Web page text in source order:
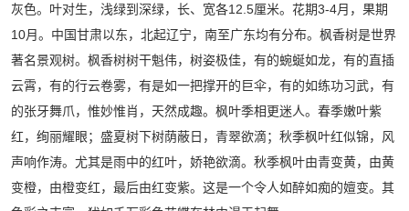
灰色。叶对生，浅绿到深绿，长、宽各12.5厘米。花期3-4月，果期
10月。中国甘肃以东，北起辽宁，南至广东均有分布。枫香树是世界
著名景观树。枫香树树干魁伟，树姿极佳，有的蜿蜒如龙，有的直插
云霄，有的行云卷雾，有是如一把撑开的巨伞，有的如练功习武，有
的张牙舞爪，惟妙惟肖，天然成趣。枫叶季相更迷人。春季嫩叶紫
红，绚丽耀眼；盛夏树下树荫蔽日，青翠欲滴；秋季枫叶红似锦，风
声响作涛。尤其是雨中的红叶，娇艳欲滴。秋季枫叶由青变黄，由黄
变橙，由橙变红，最后由红变紫。这是一个令人如醉如痴的嬗变。其